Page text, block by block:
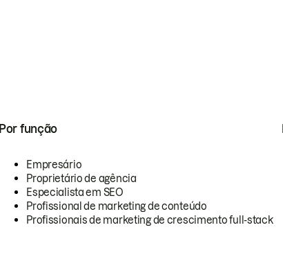
Por função
Empresário
Proprietário de agência
Especialista em SEO
Profissional de marketing de conteúdo
Profissionais de marketing de crescimento full-stack